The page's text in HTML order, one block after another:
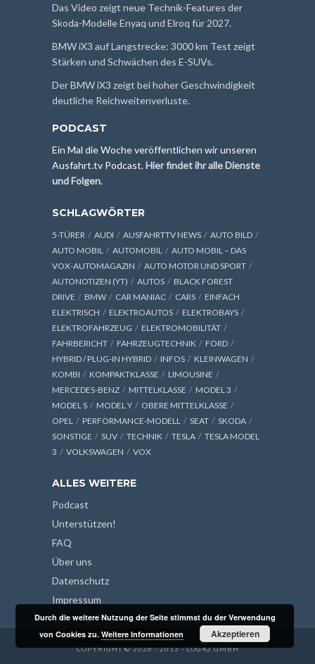
Das Video zeigt neue Technik-Features der
Skoda-Modelle Enyaq und Elroq für 2027.
BMW iX3 auf Langstrecke: 3000 km Test zeigt
Stärken und Schwächen des E-SUVs.
Der BMW iX3 zeigt bei hoher Geschwindigkeit
deutliche Reichweitenverluste.
PODCAST
Ein Mal die Woche veröffentlichen wir unseren
Ausfahrt.tv Podcast.Hier findet ihr alle Dienste
und Folgen.
SCHLAGWÖRTER
5-TÜRER AUDI AUSFAHRTTV NEWS
AUTO BILD
AUTO MOBIL
AUTOMOBIL
AUTO MOBIL – DAS
VOX-AUTOMAGAZIN
AUTO MOTOR UND SPORT
AUTONOTIZEN (YT)
AUTOS
BLACK FOREST
DRIVE
BMW CAR MANIAC CARS
EINFACH
ELEKTRISCH
ELEKTROAUTOS
ELEKTROBAYS
ELEKTROFAHRZEUG
ELEKTROMOBILITÄT
FAHRBERICHT
FAHRZEUGTECHNIK
FORD
HYBRID / PLUG-IN HYBRID
INFOS
KLEINWAGEN
KOMBI
KOMPAKTKLASSE
LIMOUSINE
MERCEDES-BENZ
MITTELKLASSE
MODEL 3
MODEL S
MODEL Y
OBERE MITTELKLASSE
OPEL
PERFORMANCE-MODELL SEAT
SKODA
SONSTIGE
SUV TECHNIK TESLA
TESLA MODEL
3
VOLKSWAGEN VOX
ALLES WEITERE
Podcast
Unterstützen!
FAQ
Über uns
Datenschutz
Impressum
COPYRIGHT © 2026 - 2013 - LOG42 GMBH
Durch die weitere Nutzung der Seite stimmst du der Verwendung
von Cookies zu.Weitere Informationen Akzeptieren